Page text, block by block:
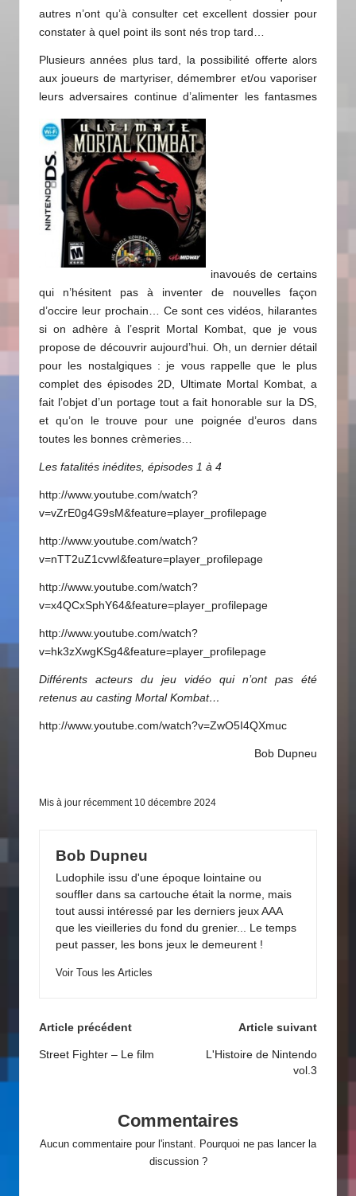
autres n’ont qu’à consultercet excellent dossierpour
constater à quel point ils sont nés trop tard…
Plusieurs années plus tard, la possibilité offerte alors
aux joueurs de martyriser, démembrer et/ou vaporiser
leurs adversaires continue d’alimenter les fantasmes
inavoués de certains
qui n’hésitent pas à inventer de nouvelles façon
d’occire leur prochain… Ce sont ces vidéos, hilarantes
si on adhère à l’esprit Mortal Kombat, que je vous
propose de découvrir aujourd’hui. Oh, un dernier détail
pour les nostalgiques : je vous rappelle que le plus
complet des épisodes 2D, Ultimate Mortal Kombat, a
fait l’objet d’un portage tout a fait honorable sur la DS,
et qu’on le trouve pour une poignée d’euros dans
toutes les bonnes crèmeries…
Les fatalités inédites, épisodes 1 à 4
http://www.youtube.com/watch?
v=vZrE0g4G9sM&feature=player_profilepage
http://www.youtube.com/watch?
v=nTT2uZ1cvwI&feature=player_profilepage
http://www.youtube.com/watch?
v=x4QCxSphY64&feature=player_profilepage
http://www.youtube.com/watch?
v=hk3zXwgKSg4&feature=player_profilepage
Différents acteurs du jeu vidéo qui n’ont pas été
retenus au casting Mortal Kombat…
http://www.youtube.com/watch?v=ZwO5I4QXmuc
Bob Dupneu
Mis à jour récemment 10 décembre 2024
Bob Dupneu
Ludophile issu d'une époque lointaine ou
souffler dans sa cartouche était la norme, mais
tout aussi intéressé par les derniers jeux AAA
que les vieilleries du fond du grenier... Le temps
peut passer, les bons jeux le demeurent !
Voir Tous les Articles
Navigation
des
Article précédent
Street Fighter – Le film
Article suivant
L'Histoire de Nintendo
vol.3
Commentaires
Aucun commentaire pour l'instant. Pourquoi ne pas lancer la
discussion ?